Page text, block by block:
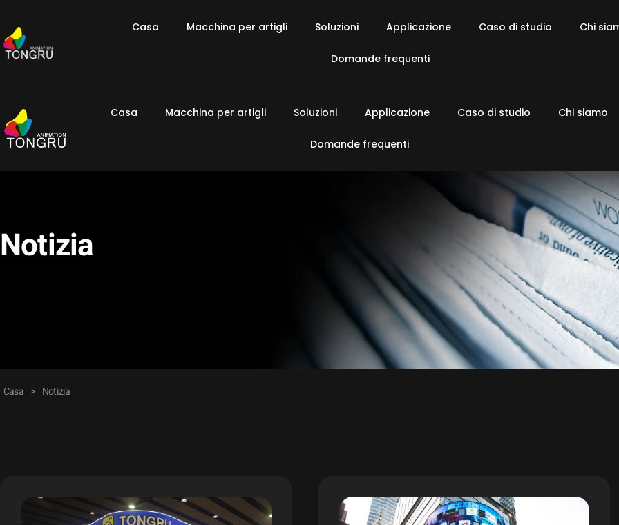
Casa Macchina per artigli Soluzioni Applicazione Caso di studio Chi
Domande frequenti
Casa Macchina per artigli Soluzioni Applicazione Caso di studio Chi siamo
Domande frequenti
Notizia
Casa > Notizia